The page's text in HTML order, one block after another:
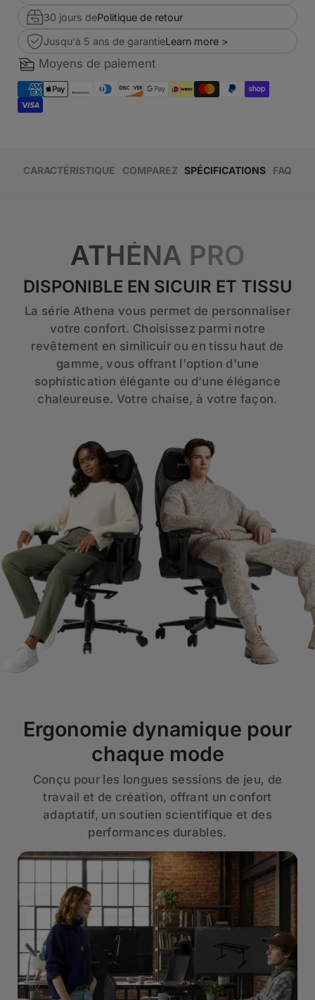
30 jours dePolitique de retour
Jusqu'à 5 ans de garantieLearn more >
Moyens de paiement
CARACTÉRISTIQUE COMPAREZ SPÉCIFICATIONS FAQ
ATHÉNA PRO
DISPONIBLE EN SICUIR ET TISSU
La série Athena vous permet de personnaliser
votre confort. Choisissez parmi notre
revêtement en similicuir ou en tissu haut de
gamme, vous offrant l'option d'une
sophistication élégante ou d'une élégance
chaleureuse. Votre chaise, à votre façon.
Ergonomie dynamique pour
chaque mode
Conçu pour les longues sessions de jeu, de
travail et de création, offrant un confort
adaptatif, un soutien scientifique et des
performances durables.